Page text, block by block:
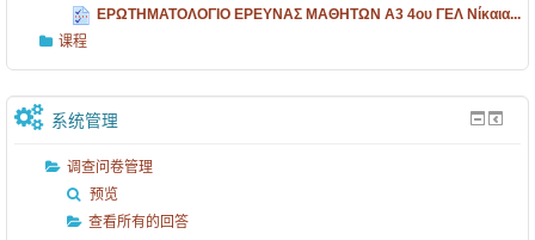
ΕΡΩΤΗΜΑΤΟΛΟΓΙΟ ΕΡΕΥΝΑΣ ΜΑΘΗΤΩΝ Α3 4ου ΓΕΛ Νίκαια...
课程
系统管理
调查问卷管理
预览
查看所有的回答